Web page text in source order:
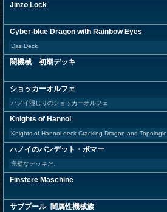
Jinzo Lock
Cyber-blue Dragon with Rainbow Eyes
Das Deck
闇機械 初期デッキ
ショッカーオルフェ
ハノイ混じりのショッカーオルフェ
Knights of Hannoi
Knights of Hannoi deck Cracking Dragon and Topologic
ハノイのバンデット・ボマー
完璧なデッキだ。
Finstere Maschine
サブプール_闇属性機械族